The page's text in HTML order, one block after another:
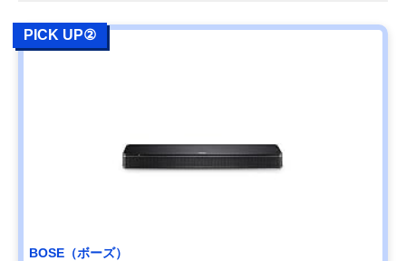
PICK UP②
BOSE（ボーズ）